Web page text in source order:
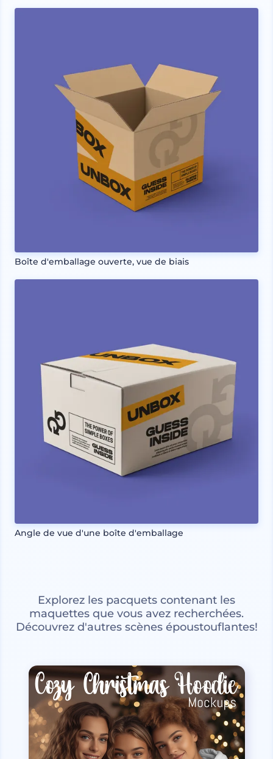
Boîte d'emballage ouverte, vue de biais
Angle de vue d'une boîte d'emballage
Explorez les pacquets contenant les
maquettes que vous avez recherchées.
Découvrez d'autres scènes époustouflantes!